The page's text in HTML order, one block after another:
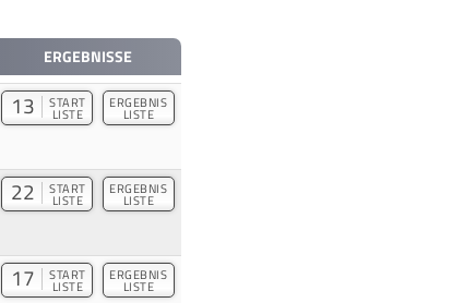
ERGEBNISSE
13 START
LISTE
ERGEBNIS
LISTE
22 START
LISTE
ERGEBNIS
LISTE
17 START
LISTE
ERGEBNIS
LISTE